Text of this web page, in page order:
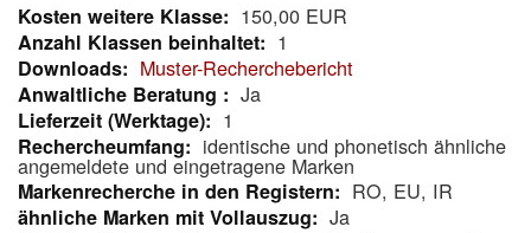
Mehr
Informationen
150,00 EUR
1
Muster-Recherchebericht
Ja
1
identische und phonetisch ähnliche
angemeldete und eingetragene Marken
RO, EU, IR
Ja